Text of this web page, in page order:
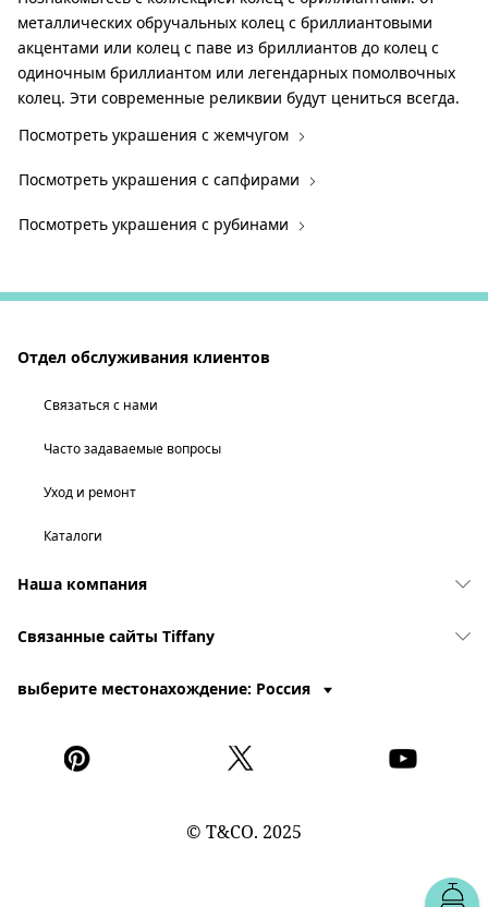
металлических обручальных колец с бриллиантовыми
акцентами или колец с паве из бриллиантов до колец с
одиночным бриллиантом или легендарных помолвочных
колец. Эти современные реликвии будут цениться всегда.
Посмотреть украшения с жемчугом
Посмотреть украшения с сапфирами
Посмотреть украшения с рубинами
Отдел обслуживания клиентов
Связаться с нами
Часто задаваемые вопросы
Уход и ремонт
Каталоги
Наша компания
Связанные сайты Tiffany
выберите местонахождение: Россия
© T&CO. 2025